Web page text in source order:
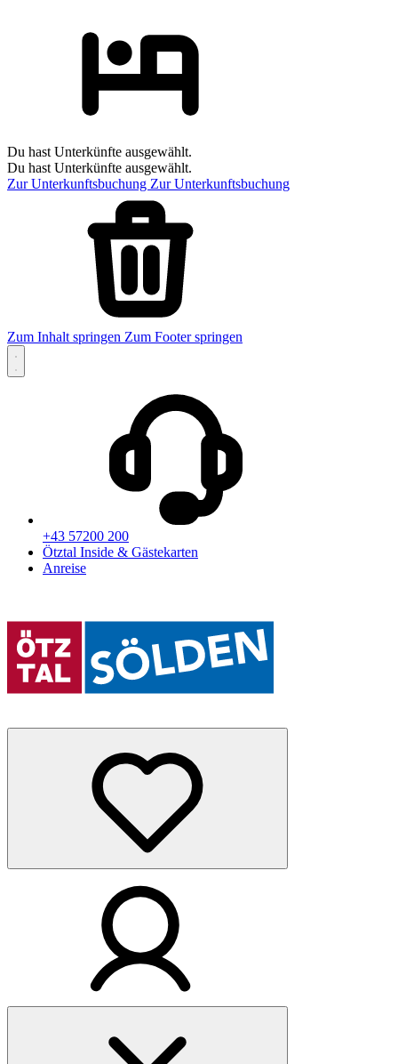
Du hast Unterkünfte ausgewählt.
Du hast Unterkünfte ausgewählt.
Zur Unterkunftsbuchung Zur Unterkunftsbuchung
Zum Inhalt springen Zum Footer springen
+43 57200 200
Ötztal Inside & Gästekarten
Anreise